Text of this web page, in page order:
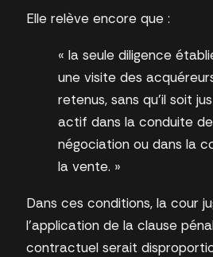
Elle relève encore que :
« la seule diligence
une visite des
retenus, sans qu’il soit
actif dans la conduite
négociation ou dans la
la vente. »
Dans ces conditions, la cour
l’application de la clause
contractuel serait